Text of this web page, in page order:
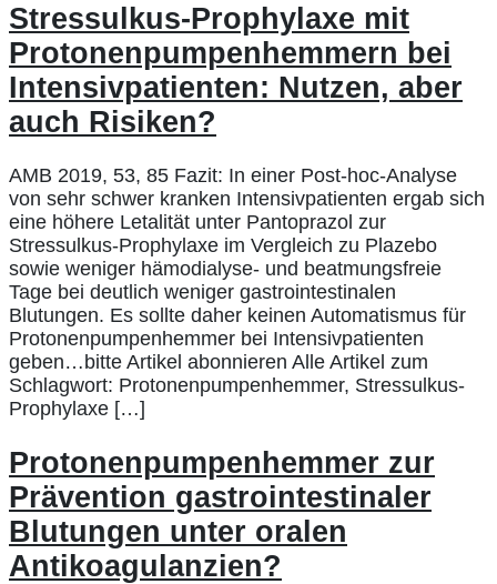
Stressulkus-Prophylaxe mit
Protonenpumpenhemmern bei
Intensivpatienten: Nutzen, aber
auch Risiken?
AMB 2019, 53, 85 Fazit: In einer Post-hoc-Analyse
von sehr schwer kranken Intensivpatienten ergab sich
eine höhere Letalität unter Pantoprazol zur
Stressulkus-Prophylaxe im Vergleich zu Plazebo
sowie weniger hämodialyse- und beatmungsfreie
Tage bei deutlich weniger gastrointestinalen
Blutungen. Es sollte daher keinen Automatismus für
Protonenpumpenhemmer bei Intensivpatienten
geben…bitte Artikel abonnieren Alle Artikel zum
Schlagwort: Protonenpumpenhemmer, Stressulkus-
Prophylaxe […]
Protonenpumpenhemmer zur
Prävention gastrointestinaler
Blutungen unter oralen
Antikoagulanzien?